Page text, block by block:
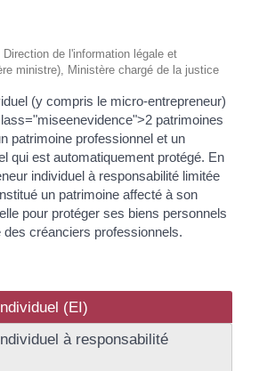
de l'information légale et
ministre), Ministère chargé de la justice
(y compris le micro-entrepreneur)
patrimoines
patrimoine professionnel et un
qui est automatiquement protégé. En
individuel à responsabilité limitée
un patrimoine affecté à son
pour protéger ses biens personnels
créanciers professionnels.
(EI)
à responsabilité